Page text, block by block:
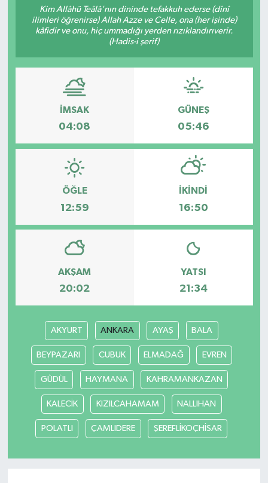
Kim Allâhü Teâlâ'nın dininde tefakkuh ederse (dînî
ilimleri öğrenirse) Allah Azze ve Celle, ona (her işinde)
kâfidir ve onu, hiç ummadığı yerden rızıklandırıverir.
(Hadis-i şerif)
İMSAK
04:08
GÜNEŞ
05:46
ÖĞLE
12:59
İKINDI
16:50
AKŞAM
20:02
YATSI
21:34
AKYURT ANKARA AYAŞ BALA
BEYPAZARI CUBUK ELMADAĞ EVREN
GÜDÜL HAYMANA KAHRAMANKAZAN
KALECİK KIZILCAHAMAM NALLIHAN
POLATLI ÇAMLIDERE ŞEREFLİKOÇHİSAR
RESMİ İLANLAR